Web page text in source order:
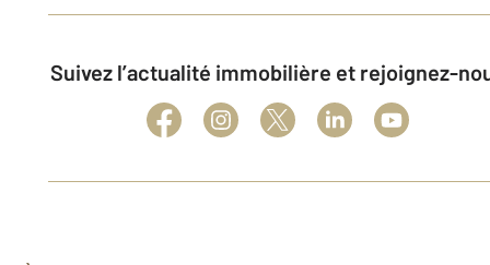
Suivez l’actualité immobilière et rejoignez-